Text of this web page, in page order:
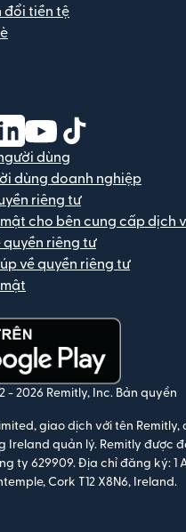
đổi tiền tệ
sổ mới)
cửa sổ mới)
trong cửa sổ mới)
(mở trong cửa sổ mới)
(mở trong cửa sổ
dùng
dùng doanh nghiệp
riêng tư
cho bên cung cấp dịch
quyền riêng tư
về quyền riêng tư
mới)
- 2026 Remitly, Inc. Bản quyền
giao dịch với tên Remitly,
Ireland quản lý. Remitly được
ty 629909. Địa chỉ đăng ký: 1
Cork T12 X8N6, Ireland.